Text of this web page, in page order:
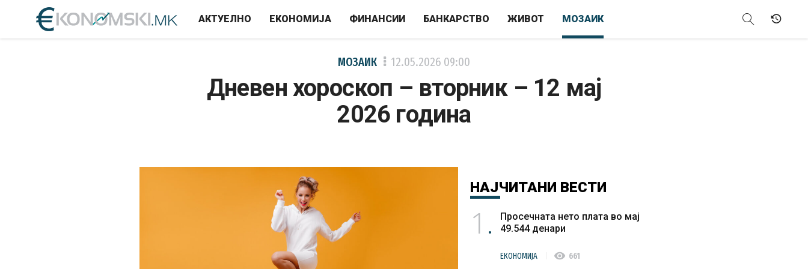
АКТУЕЛНО ЕКОНОМИЈА ФИНАНСИИ БАНКАРСТВО ЖИВОТ МОЗАИК
МОЗАИК 12.05.2026 09:00
Дневен хороскоп – вторник – 12 мај
2026 година
НАЈЧИТАНИ ВЕСТИ
1
Просечната нето плата во мај
49.544 денари
ЕКОНОМИЈА visibility 661